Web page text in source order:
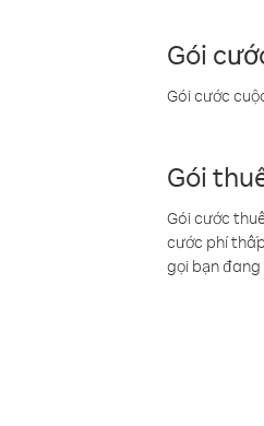
Gói
Gói cước
Gói
Gói cước
cước phí
gọi bạn